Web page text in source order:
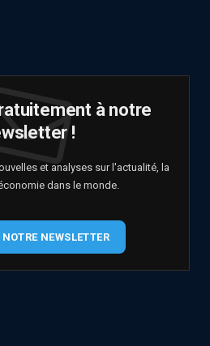
à notre
!
et analyses sur l'actualité, la
dans le monde.
NOTRE NEWSLETTER